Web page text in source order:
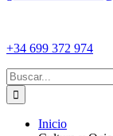
+34 699 372 974
Buscar:
Inicio